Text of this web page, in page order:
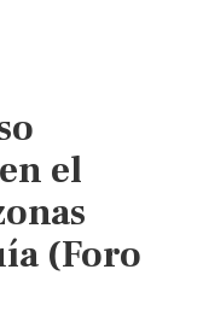
el
(Foro